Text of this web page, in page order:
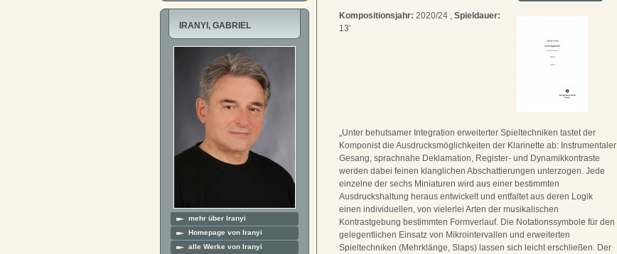
IRANYI, GABRIEL
mehr über Iranyi
Homepage von Iranyi
alle Werke von Iranyi
Kompositionsjahr: 2020/24 , Spieldauer:
13'
„Unter behutsamer Integration erweiterter Spieltechniken tastet der
Komponist die Ausdrucksmöglichkeiten der Klarinette ab: Instrumentaler
Gesang, sprachnahe Deklamation, Register- und Dynamikkontraste
werden dabei feinen klanglichen Abschattierungen unterzogen. Jede
einzelne der sechs Miniaturen wird aus einer bestimmten
Ausdruckshaltung heraus entwickelt und entfaltet aus deren Logik
einen individuellen, von vielerlei Arten der musikalischen
Kontrastgebung bestimmten Formverlauf. Die Notationssymbole für den
gelegentlichen Einsatz von Mikrointervallen und erweiterten
Spieltechniken (Mehrklänge, Slaps) lassen sich leicht erschließen. Der